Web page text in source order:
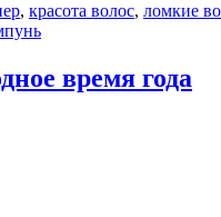
, красота волос, ломкие
время года